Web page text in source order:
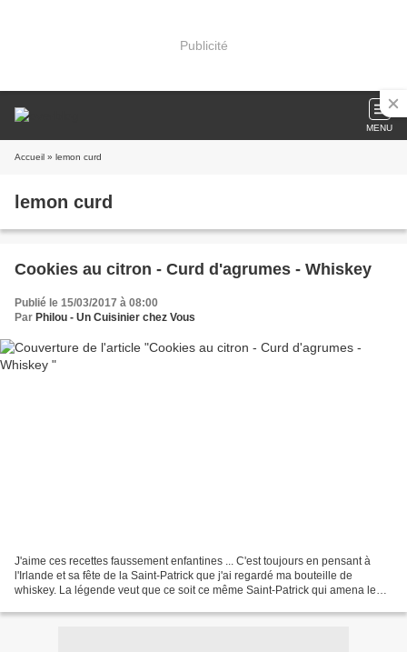
Publicité
MENU
Accueil » lemon curd
lemon curd
Cookies au citron - Curd d'agrumes - Whiskey
Publié le 15/03/2017 à 08:00
Par Philou - Un Cuisinier chez Vous
J'aime ces recettes faussement enfantines ... C'est toujours en pensant à
l'Irlande et sa fête de la Saint-Patrick que j'ai regardé ma bouteille de
whiskey. La légende veut que ce soit ce même Saint-Patrick qui amena le